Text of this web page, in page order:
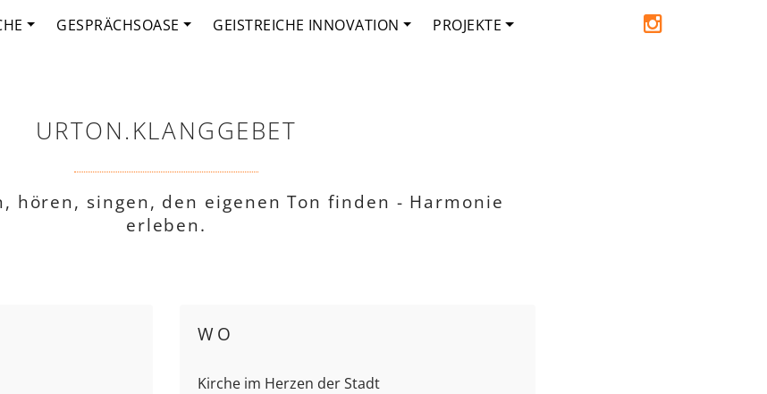
GESPRÄCHSOASE GEISTREICHE INNOVATION PROJEKTE
URTON.KLANGGEBET
hören, singen, den eigenen Ton finden - Harmonie
erleben.
WO
Kirche im Herzen der Stadt